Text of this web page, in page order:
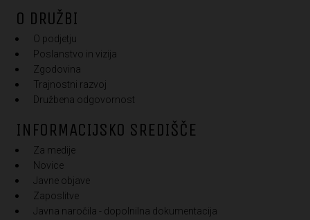
O DRUŽBI
O podjetju
Poslanstvo in vizija
Zgodovina
Trajnostni razvoj
Družbena odgovornost
INFORMACIJSKO SREDIŠČE
Za medije
Novice
Javne objave
Zaposlitve
Javna naročila - dopolnilna dokumentacija